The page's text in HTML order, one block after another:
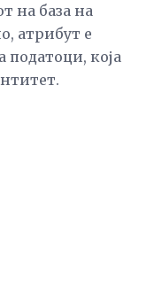
на база на
атрибут е
податоци, која